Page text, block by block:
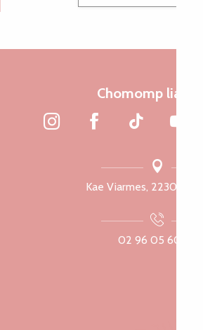
Chomomp
Kae Viarmes, 22300
02 96 05 60 70